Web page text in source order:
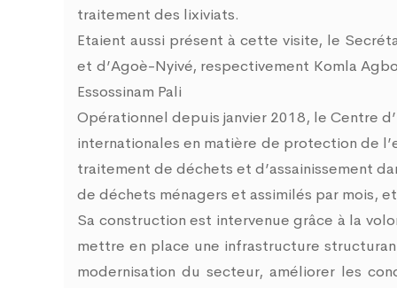
traitement des lixiviats.
Etaient aussi présent à cette visite, le
et d’Agoè-Nyivé, respectivement Komla
Essossinam Pali
Opérationnel depuis janvier 2018, le Centre
internationales en matière de protection de
traitement de déchets et d’assainissement
de déchets ménagers et assimilés par mois,
Sa construction est intervenue grâce à la
mettre en place une infrastructure
modernisation du secteur, améliorer les